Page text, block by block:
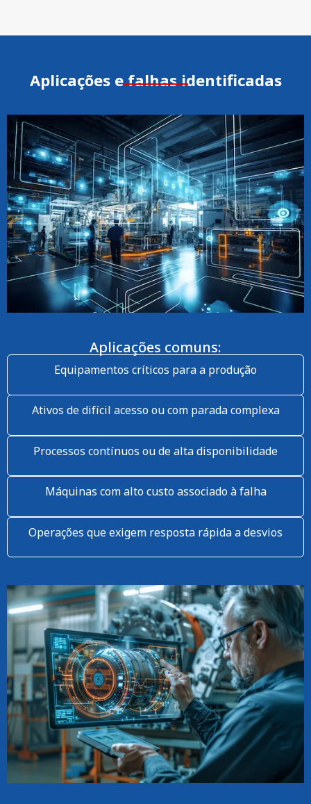
Aplicações e falhas identificadas
Aplicações comuns:
Equipamentos críticos para a produção
Ativos de difícil acesso ou com parada complexa
Processos contínuos ou de alta disponibilidade
Máquinas com alto custo associado à falha
Operações que exigem resposta rápida a desvios